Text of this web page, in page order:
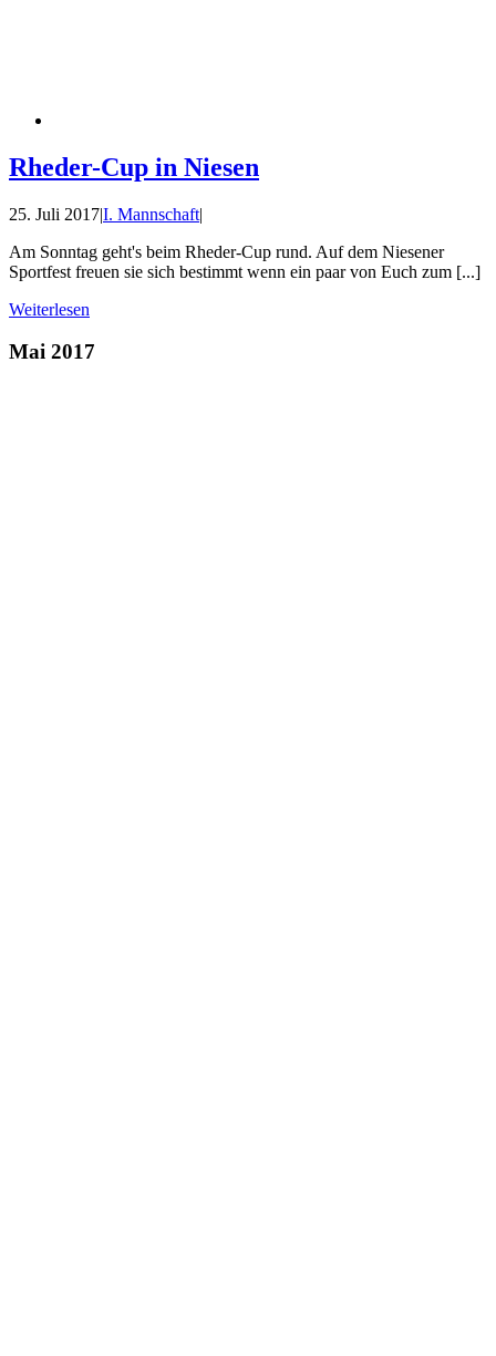
Rheder-Cup in Niesen
25. Juli 2017|I. Mannschaft|
Am Sonntag geht's beim Rheder-Cup rund. Auf dem Niesener
Sportfest freuen sie sich bestimmt wenn ein paar von Euch zum [...]
Weiterlesen
Mai 2017